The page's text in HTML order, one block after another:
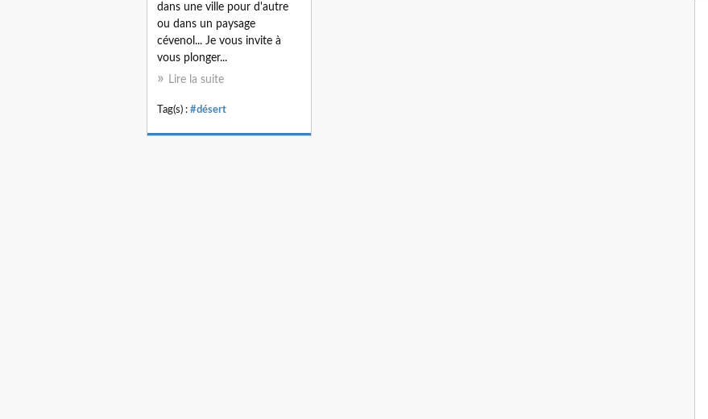
dans une ville pour d'autre
ou dans un paysage
cévenol... Je vous invite à
vous plonger...
Lire la suite
Tag(s) : #désert